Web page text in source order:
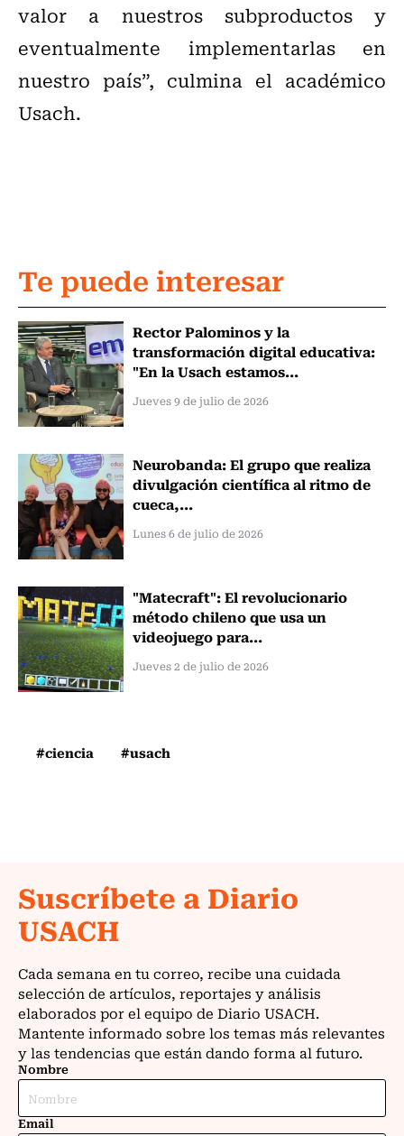
valor a nuestros subproductos y
eventualmente implementarlas en
nuestro país”, culmina el académico
Usach.
Te puede interesar
Rector Palominos y la
transformación digital educativa:
"En la Usach estamos...
Jueves 9 de julio de 2026
Neurobanda: El grupo que realiza
divulgación científica al ritmo de
cueca,...
Lunes 6 de julio de 2026
"Matecraft": El revolucionario
método chileno que usa un
videojuego para...
Jueves 2 de julio de 2026
#ciencia #usach